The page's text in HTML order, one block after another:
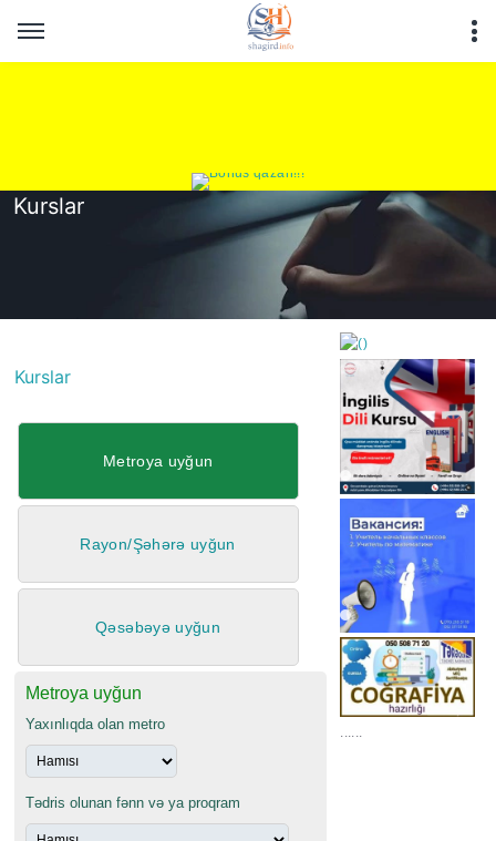
Kurslar
Kurslar
Metroya uyğun
Rayon/Şəhərə uyğun
Qəsəbəyə uyğun
Metroya uyğun
Yaxınlıqda olan metro
Tədris olunan fənn və ya proqram
https://wa.me/
......